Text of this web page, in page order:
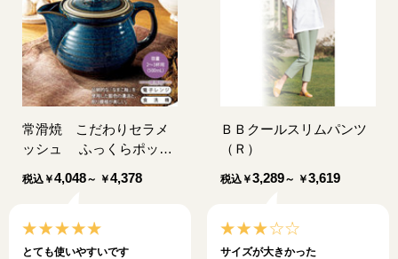
常滑焼 こだわりセラメ
ッシュ ふっくらポット
税込 ￥4,048～ ￥4,378
とても使いやすいです
ＢＢクールスリムパンツ
（Ｒ）
税込￥3,289～ ￥3,619
サイズが大きかった